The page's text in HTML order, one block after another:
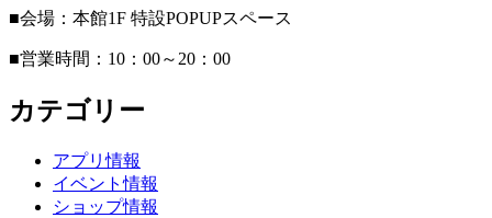
■会場：本館1F 特設POPUPスペース
■営業時間：10：00～20：00
カテゴリー
アプリ情報
イベント情報
ショップ情報